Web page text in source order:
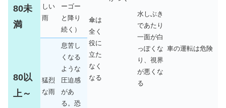
80未
満
しい
雨
ーゴー
と降り
続く）
傘は
全く
役に
立た
なく
なる
水しぶき
であたり
一面が白
っぽくな
り、視界
が悪くな
る
車の運転は危険
80以
上～
猛烈
な雨
息苦し
くなる
ような
圧迫感
があ
る。恐